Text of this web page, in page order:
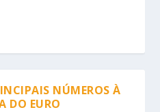
NÚMEROS À
DO EURO